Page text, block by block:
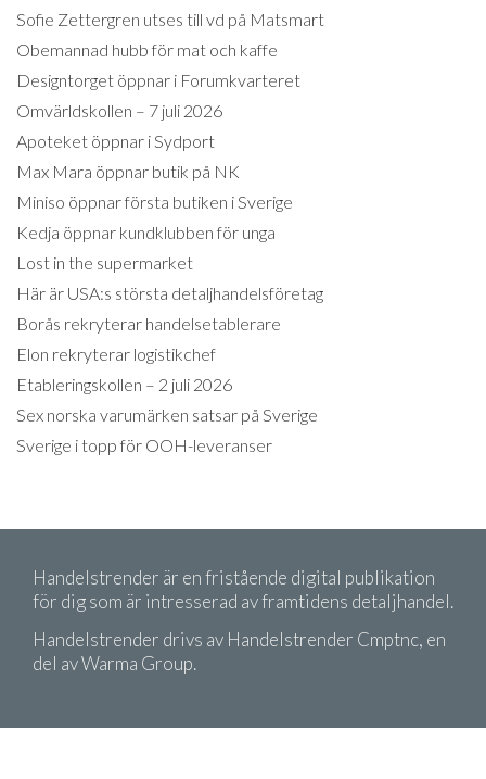
Sofie Zettergren utses till vd på Matsmart
Obemannad hubb för mat och kaffe
Designtorget öppnar i Forumkvarteret
Omvärldskollen – 7 juli 2026
Apoteket öppnar i Sydport
Max Mara öppnar butik på NK
Miniso öppnar första butiken i Sverige
Kedja öppnar kundklubben för unga
Lost in the supermarket
Här är USA:s största detaljhandelsföretag
Borås rekryterar handelsetablerare
Elon rekryterar logistikchef
Etableringskollen – 2 juli 2026
Sex norska varumärken satsar på Sverige
Sverige i topp för OOH-leveranser
Handelstrender är en fristående digital publikation
för dig som är intresserad av framtidens detaljhandel.
Handelstrender drivs av Handelstrender Cmptnc, en
del av Warma Group.